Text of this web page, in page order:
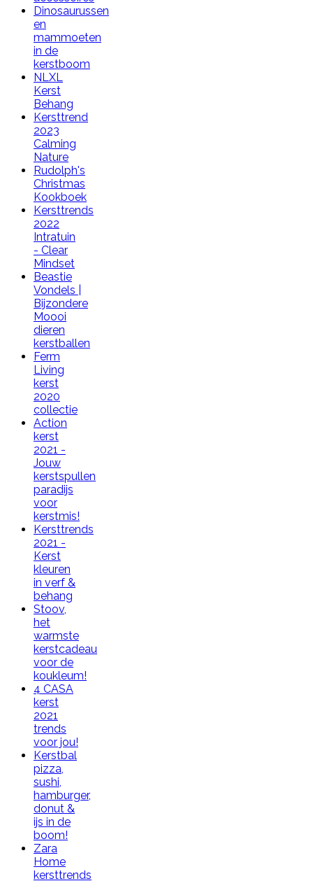
Dinosaurussen
en
mammoeten
in de
kerstboom
NLXL
Kerst
Behang
Kersttrend
2023
Calming
Nature
Rudolph's
Christmas
Kookboek
Kersttrends
2022
Intratuin
- Clear
Mindset
Beastie
Vondels |
Bijzondere
Moooi
dieren
kerstballen
Ferm
Living
kerst
2020
collectie
Action
kerst
2021 -
Jouw
kerstspullen
paradijs
voor
kerstmis!
Kersttrends
2021 -
Kerst
kleuren
in verf &
behang
Stoov,
het
warmste
kerstcadeau
voor de
koukleum!
4 CASA
kerst
2021
trends
voor jou!
Kerstbal
pizza,
sushi,
hamburger,
donut &
ijs in de
boom!
Zara
Home
kersttrends